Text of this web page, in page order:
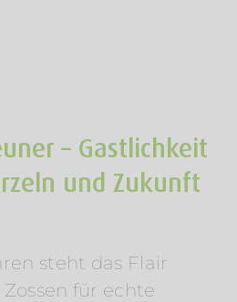
– Gastlichkeit
und Zukunft
steht das Flair
für echte